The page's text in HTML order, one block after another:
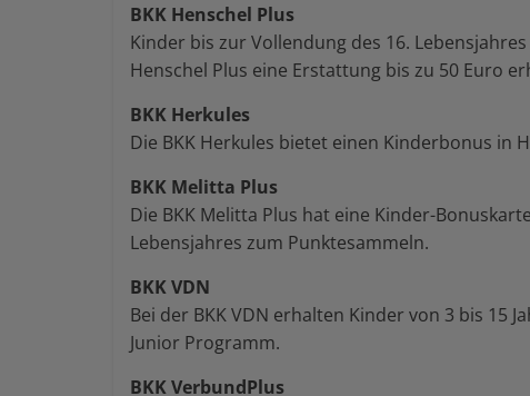
BKK Henschel Plus
Kinder bis zur Vollendung des 16.
Henschel Plus eine Erstattung bis zu 50 Euro
BKK Herkules
Die BKK Herkules bietet einen Kinderbonus in
BKK Melitta Plus
Die BKK Melitta Plus hat eine Kinder-
Lebensjahres zum Punktesammeln.
BKK VDN
Bei der BKK VDN erhalten Kinder von 3 bis 15
Junior Programm.
BKK VerbundPlus